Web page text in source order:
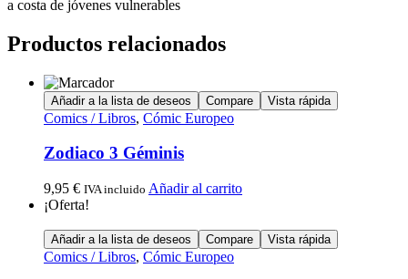
a costa de jóvenes vulnerables
Productos relacionados
Añadir a la lista de deseos Compare Vista rápida
Comics / Libros, Cómic Europeo
Zodiaco 3 Géminis
9,95 € IVA incluido Añadir al carrito
¡Oferta!
Añadir a la lista de deseos Compare Vista rápida
Comics / Libros, Cómic Europeo